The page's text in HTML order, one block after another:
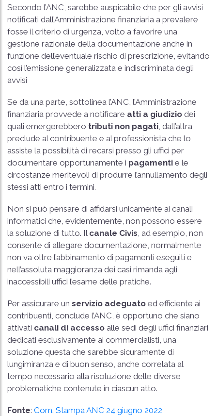
Secondo l’ANC, sarebbe auspicabile che per gli avvisi
notificati dall’Amministrazione finanziaria a prevalere
fosse il criterio di urgenza, volto a favorire una
gestione razionale della documentazione anche in
funzione dell’eventuale rischio di prescrizione, evitando
così l’emissione generalizzata e indiscriminata degli
avvisi
Se da una parte, sottolinea l’ANC, l’Amministrazione
finanziaria provvede a notificare atti a giudizio dei
quali emergerebbero tributi non pagati, dall’altra
preclude al contribuente e al professionista che lo
assiste la possibilità di recarsi presso gli uffici per
documentare opportunamente i pagamenti e le
circostanze meritevoli di produrre l’annullamento degli
stessi atti entro i termini.
Non si può pensare di affidarsi unicamente ai canali
informatici che, evidentemente, non possono essere
la soluzione di tutto. Il canale Civis, ad esempio, non
consente di allegare documentazione, normalmente
non va oltre l’abbinamento di pagamenti eseguiti e
nell’assoluta maggioranza dei casi rimanda agli
inaccessibili uffici l’esame delle pratiche.
Per assicurare un servizio adeguato ed efficiente ai
contribuenti, conclude l’ANC, è opportuno che siano
attivati canali di accesso alle sedi degli uffici finanziari
dedicati esclusivamente ai commercialisti, una
soluzione questa che sarebbe sicuramente di
lungimiranza e di buon senso, anche correlata al
tempo necessario alla risoluzione delle diverse
problematiche contenute in ciascun atto.
Fonte: Com. Stampa ANC 24 giugno 2022